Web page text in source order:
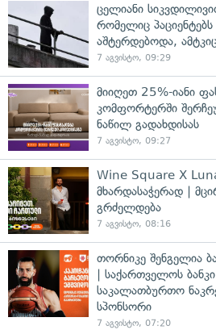
ცელიანი
რომელიც პაციენტებს
აშტერდებოდა,
7 აგვისტო, 09:29
მიიღეთ 25%-იანი
კომფორტერში
ნაწილ გადახდისას
7 აგვისტო, 09:27
Wine Square X
მხარდასაჭერად |
გრძელდება
7 აგვისტო, 08:16
თორნიკე შენგელია
| საქართველოს
საკალათბურთო
სპონსორი
7 აგვისტო, 07:20